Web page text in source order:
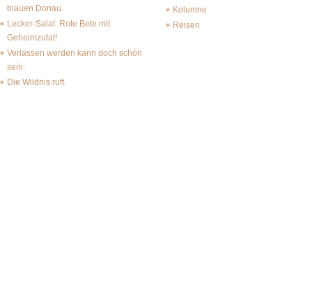
blauen Donau.
Lecker-Salat: Rote Bete mit
Geheimzutat!
Verlassen werden kann doch schön
sein.
Die Wildnis ruft.
Kolumne
Reisen